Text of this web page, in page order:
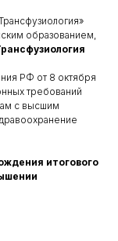
образованием,
РФ от 8 октября
требований
с высшим
итогового